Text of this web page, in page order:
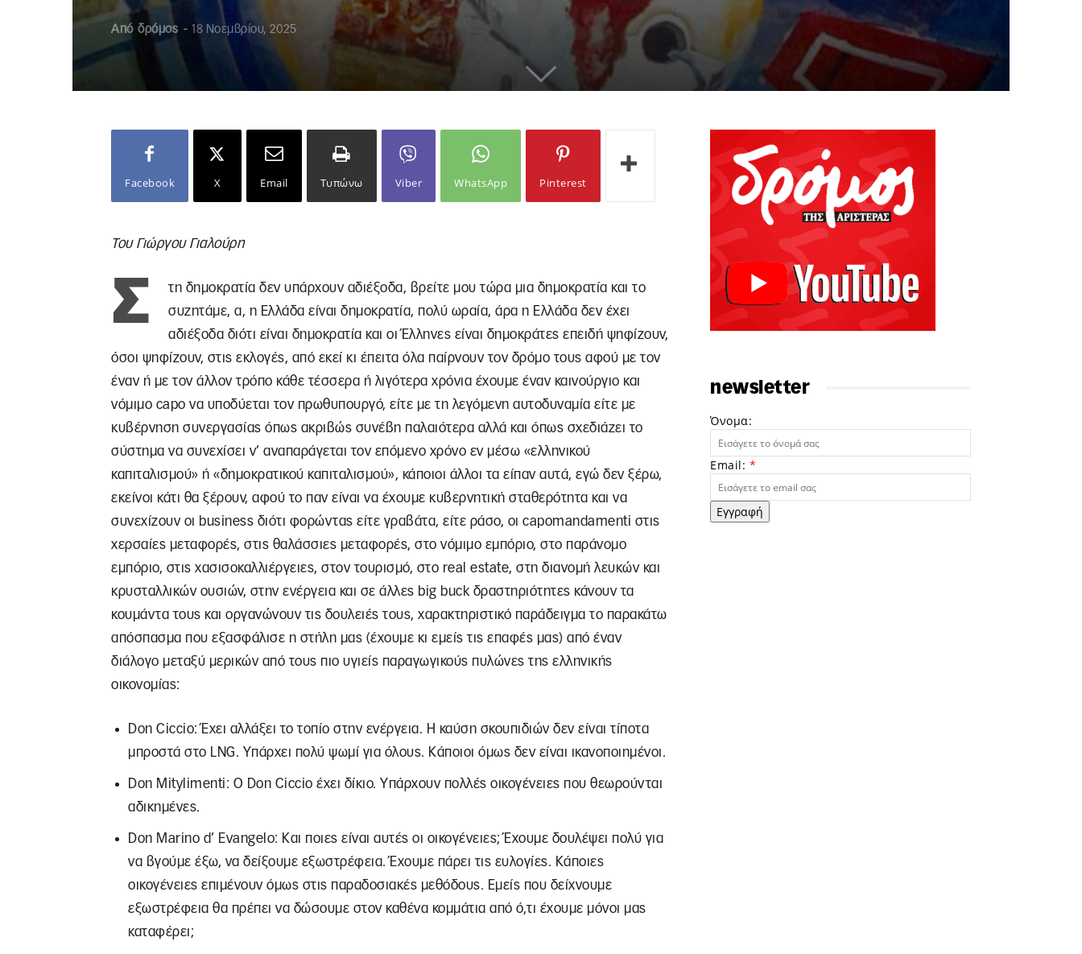
Από δρόμος - 18 Νοεμβρίου, 2025
Facebook X Email Τυπώνω Viber WhatsApp Pinterest
Του Γιώργου Γιαλούρη
Σ
τη δημοκρατία δεν υπάρχουν αδιέξοδα, βρείτε μου τώρα μια δημοκρατία και το
συζητάμε, α, η Ελλάδα είναι δημοκρατία, πολύ ωραία, άρα η Ελλάδα δεν έχει
αδιέξοδα διότι είναι δημοκρατία και οι Έλληνες είναι δημοκράτες επειδή ψηφίζουν,
όσοι ψηφίζουν, στις εκλογές, από εκεί κι έπειτα όλα παίρνουν τον δρόμο τους αφού με τον
έναν ή με τον άλλον τρόπο κάθε τέσσερα ή λιγότερα χρόνια έχουμε έναν καινούργιο και
νόμιμο capo να υποδύεται τον πρωθυπουργό, είτε με τη λεγόμενη αυτοδυναμία είτε με
κυβέρνηση συνεργασίας όπως ακριβώς συνέβη παλαιότερα αλλά και όπως σχεδιάζει το
σύστημα να συνεχίσει ν’ αναπαράγεται τον επόμενο χρόνο εν μέσω «ελληνικού
καπιταλισμού» ή «δημοκρατικού καπιταλισμού», κάποιοι άλλοι τα είπαν αυτά, εγώ δεν ξέρω,
εκείνοι κάτι θα ξέρουν, αφού το παν είναι να έχουμε κυβερνητική σταθερότητα και να
συνεχίζουν οι business διότι φορώντας είτε γραβάτα, είτε ράσο, οι capomandamenti στις
χερσαίες μεταφορές, στις θαλάσσιες μεταφορές, στο νόμιμο εμπόριο, στο παράνομο
εμπόριο, στις χασισοκαλλιέργειες, στον τουρισμό, στο real estate, στη διανομή λευκών και
κρυσταλλικών ουσιών, στην ενέργεια και σε άλλες big buck δραστηριότητες κάνουν τα
κουμάντα τους και οργανώνουν τις δουλειές τους, χαρακτηριστικό παράδειγμα το παρακάτω
απόσπασμα που εξασφάλισε η στήλη μας (έχουμε κι εμείς τις επαφές μας) από έναν
διάλογο μεταξύ μερικών από τους πιο υγιείς παραγωγικούς πυλώνες της ελληνικής
οικονομίας:
Don Ciccio: Έχει αλλάξει το τοπίο στην ενέργεια. Η καύση σκουπιδιών δεν είναι τίποτα
μπροστά στο LNG. Υπάρχει πολύ ψωμί για όλους. Κάποιοι όμως δεν είναι ικανοποιημένοι.
Don Mitylimenti: Ο Don Ciccio έχει δίκιο. Υπάρχουν πολλές οικογένειες που θεωρούνται
αδικημένες.
Don Marino d’ Evangelo: Και ποιες είναι αυτές οι οικογένειες; Έχουμε δουλέψει πολύ για
να βγούμε έξω, να δείξουμε εξωστρέφεια. Έχουμε πάρει τις ευλογίες. Κάποιες
οικογένειες επιμένουν όμως στις παραδοσιακές μεθόδους. Εμείς που δείχνουμε
εξωστρέφεια θα πρέπει να δώσουμε στον καθένα κομμάτια από ό,τι έχουμε μόνοι μας
καταφέρει;
newsletter
Όνομα:
Email: *
Εγγραφή